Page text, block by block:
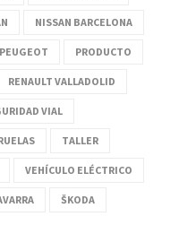
NISSAN BARCELONA
PEUGEOT PRODUCTO
RENAULT VALLADOLID
VIAL
TALLER
VEHÍCULO ELÉCTRICO
ŠKODA